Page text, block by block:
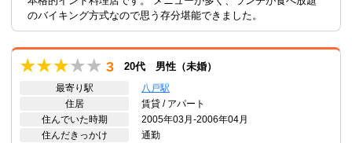
のバイキング方式なので思う存分堪能できました。
3 20代 男性（未婚）
最寄り駅
八戸駅
住居
賃貸 / アパート
住んでいた時期
2005年03月-2006年04月
住んだきっかけ
通勤